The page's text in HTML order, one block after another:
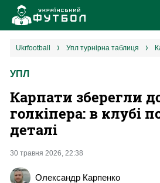
Новини
Єврокубки
ukrfootball упл турнірна таблиця
УПЛ
Карпати зберегли
голкіпера: в клубі
деталі
30 травня 2026, 22:38
Олександр Карпенко